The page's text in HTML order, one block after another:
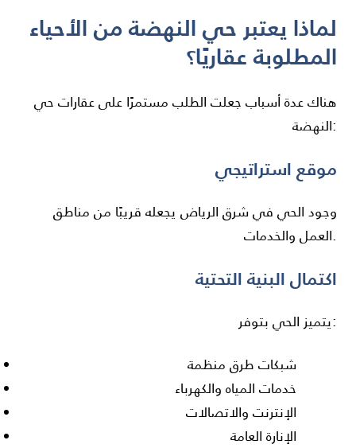
لماذا يعتبر حي النهضة من الأحياء
المطلوبة عقاريًا؟
هناك عدة أسباب جعلت الطلب مستمرًا على عقارات حي
النهضة:
موقع استراتيجي
وجود الحي في شرق الرياض يجعله قريبًا من مناطق
العمل والخدمات.
اكتمال البنية التحتية
يتميز الحي بتوفر:
شبكات طرق منظمة
خدمات المياه والكهرباء
الإنترنت والاتصالات
الإنارة العامة